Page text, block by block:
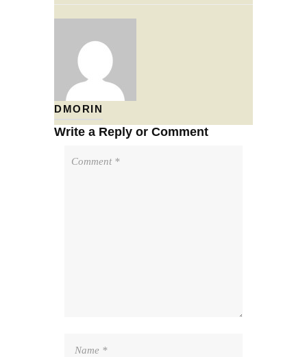
DMORIN
Write a Reply or Comment